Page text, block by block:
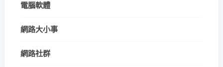
電腦軟體
網路大小事
網路社群